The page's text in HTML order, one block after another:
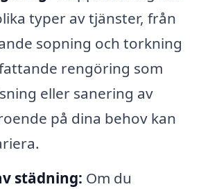
typer av tjänster, från
sopning och torkning
rengöring som
eller sanering av
på dina behov kan
städning: Om du